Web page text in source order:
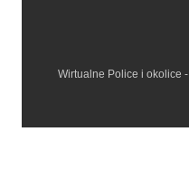
Wirtualne Police i okolice